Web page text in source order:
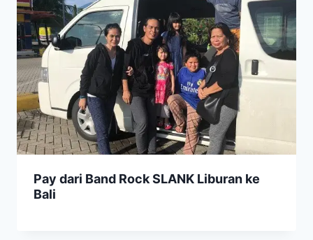
Pay dari Band Rock SLANK Liburan ke
Bali